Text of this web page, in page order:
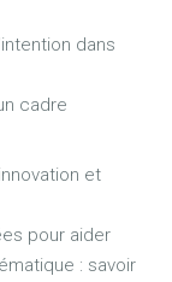
dans
cadre
et
pour aider
: savoir